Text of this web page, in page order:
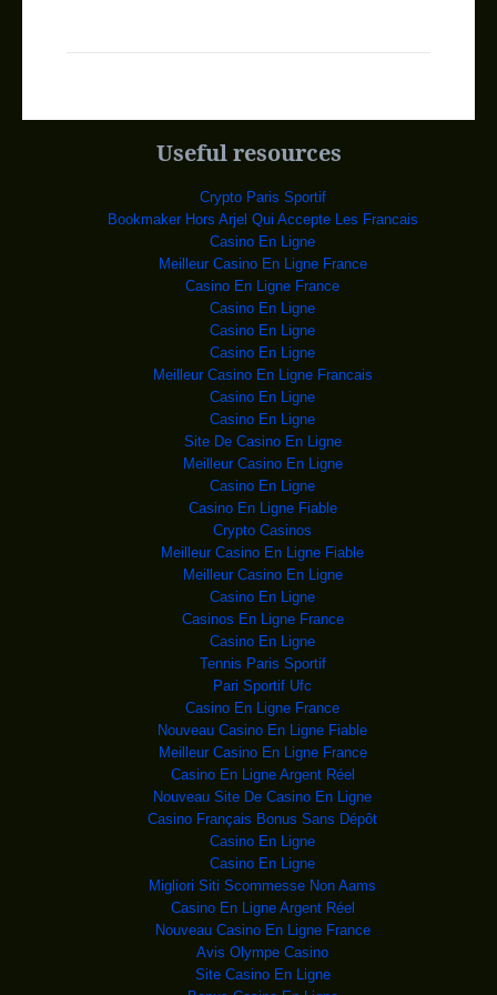
RDC : Ça chauffe ent
L’opinion ne cessait de
Grands Lacs : Face à
L’Envoyé spécial Saïd
Djinnit et le Secrétaire
Le gynécologue
BURKINA: KAFANDO DÉM
Burkina Faso Michel Kafando,
Obama retour au berc
Un homme passe le 15
juillet 2015 devant un mu
QUATRE ITALIENS ENLE
Le ministre italien
des Affaires étrangères
La Guinée annonce 32
Les enfants essayent
d'attraper les poissons dans
Gabon : Ali Bongo et
Le chef de l’Etat
gabonais Ali Bongo Ondimba et
Prisons en RD Congo:
Des prisons-mouroirs
: en RDC, 22 détenus
EGYPTE: 7 SOLDATS, 5
RDC : Kabila punit-i
Un pont détruit sur la
route entre Zongo et
BURUNDI: LE DIALOGUE
Le convoi du
président Pierre Nkurunziza arr
Les Irakiens étaient en colère au
Syrie: l’EI au
Sur cette photo d'août 2014, des
habitants fuien
USA-CUBA : C’e
Le 17 décembre, les
présidents américain et cuba
Elections USA : Les
Donald Trump. PHOTO
JIM YOUNG, REUTERS C'
BURUNDI: NÉGOCIATION
Des militaires
escortent le convoi présidentie
NIGER: 16 PERSONNES
Des personnes
fuient les violences de Boko Har
Useful resources
Crypto Paris Sportif
Bookmaker Hors Arjel Qui Accepte Les Francais
Casino En Ligne
Meilleur Casino En Ligne France
Casino En Ligne France
Casino En Ligne
Casino En Ligne
Casino En Ligne
Meilleur Casino En Ligne Francais
Casino En Ligne
Casino En Ligne
Site De Casino En Ligne
Meilleur Casino En Ligne
Casino En Ligne
Casino En Ligne Fiable
Crypto Casinos
Meilleur Casino En Ligne Fiable
Meilleur Casino En Ligne
Casino En Ligne
Casinos En Ligne France
Casino En Ligne
Tennis Paris Sportif
Pari Sportif Ufc
Casino En Ligne France
Nouveau Casino En Ligne Fiable
Meilleur Casino En Ligne France
Casino En Ligne Argent Réel
Nouveau Site De Casino En Ligne
Casino Français Bonus Sans Dépôt
Casino En Ligne
Casino En Ligne
Migliori Siti Scommesse Non Aams
Casino En Ligne Argent Réel
Nouveau Casino En Ligne France
Avis Olympe Casino
Site Casino En Ligne